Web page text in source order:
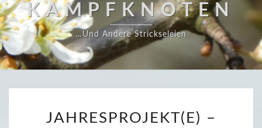
KAMPFKNOTEN
…und Andere Strickseleien
A
JAHRESPROJEKT(E) –